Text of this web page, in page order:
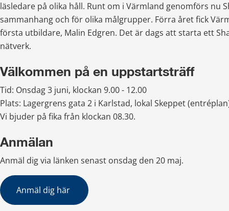
läsledare på olika håll. Runt om i Värmland genomförs nu
sammanhang och för olika målgrupper. Förra året fick
första utbildare, Malin Edgren. Det är dags att starta ett
nätverk.
Välkommen på en uppstartsträff
Tid: Onsdag 3 juni, klockan 9.00 - 12.00
Plats: Lagergrens gata 2 i Karlstad, lokal Skeppet
Vi bjuder på fika från klockan 08.30.
Anmälan
Anmäl dig via länken senast onsdag den 20 maj.
Anmäl dig här